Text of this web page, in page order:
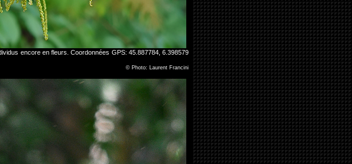
encore en fleurs. Coordonnées GPS: 45.887784, 6.398579
© Photo: Laurent Francini